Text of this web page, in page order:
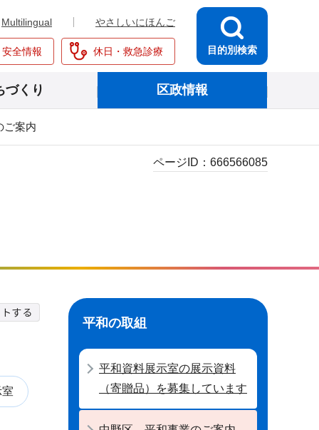
Multilingual やさしいにほんご
全情報 休日・救急診療 目的別検索
づくり 区政情報
案内
ページID： 666566085
平和の取組
平和資料展示室の展示資料
（寄贈品）を募集しています